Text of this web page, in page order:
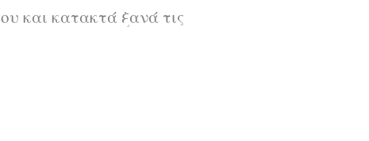
και κατακτά ξανά τις